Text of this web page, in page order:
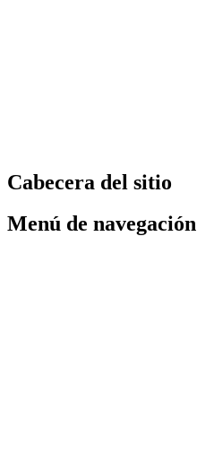
Cabecera del sitio
Menú de navegación